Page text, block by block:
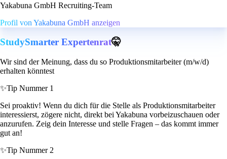
Yakabuna GmbH Recruiting-Team
Profil von Yakabuna GmbH anzeigen
StudySmarter Expertenrat🤫
Wir sind der Meinung, dass du so Produktionsmitarbeiter (m/w/d)
erhalten könntest
✨Tip Nummer 1
Sei proaktiv! Wenn du dich für die Stelle als Produktionsmitarbeiter
interessierst, zögere nicht, direkt bei Yakabuna vorbeizuschauen oder
anzurufen. Zeig dein Interesse und stelle Fragen – das kommt immer
gut an!
✨Tip Nummer 2